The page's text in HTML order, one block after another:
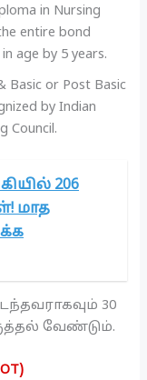
in Nursing
entire bond
age by 5 years.
Basic or Post Basic
by Indian
Council.
206
மாத
30
வேண்டும்.